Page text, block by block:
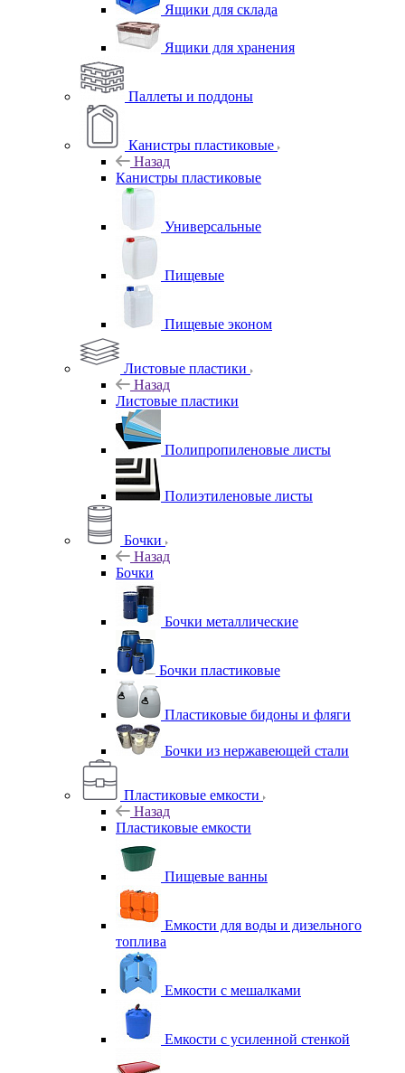
Ящики для склада
Ящики для хранения
Паллеты и поддоны
Канистры пластиковые
Назад
Канистры пластиковые
Универсальные
Пищевые
Пищевые эконом
Листовые пластики
Назад
Листовые пластики
Полипропиленовые листы
Полиэтиленовые листы
Бочки
Назад
Бочки
Бочки металлические
Бочки пластиковые
Пластиковые бидоны и фляги
Бочки из нержавеющей стали
Пластиковые емкости
Назад
Пластиковые емкости
Пищевые ванны
Емкости для воды и дизельного
топлива
Емкости с мешалками
Емкости с усиленной стенкой